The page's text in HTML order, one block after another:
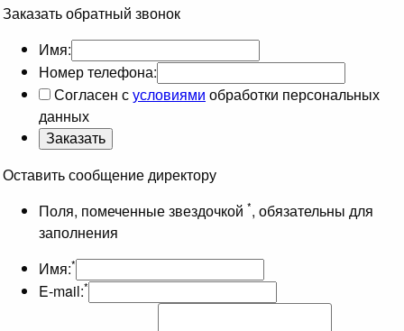
Заказать обратный звонок
Имя:
Номер телефона:
Согласен сусловиями обработки персональных
данных
Оставить сообщение директору
Поля, помеченные звездочкой *, обязательны для
заполнения
Имя:*
E-mail:*